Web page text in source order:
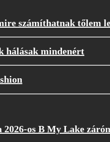
számíthatnak tőlem
hálásak mindenért
os B My Lake